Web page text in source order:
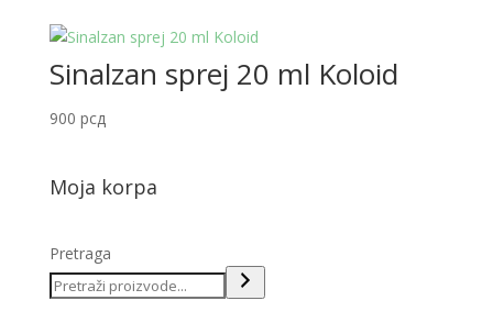
Sinalzan sprej 20 ml Koloid
900 рсд
Moja korpa
Pretraga